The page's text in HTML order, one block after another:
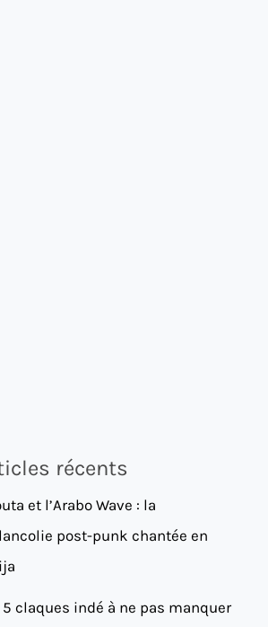
récents
et l’Arabo Wave : la
post-punk chantée en
5 claques indé à ne pas manquer